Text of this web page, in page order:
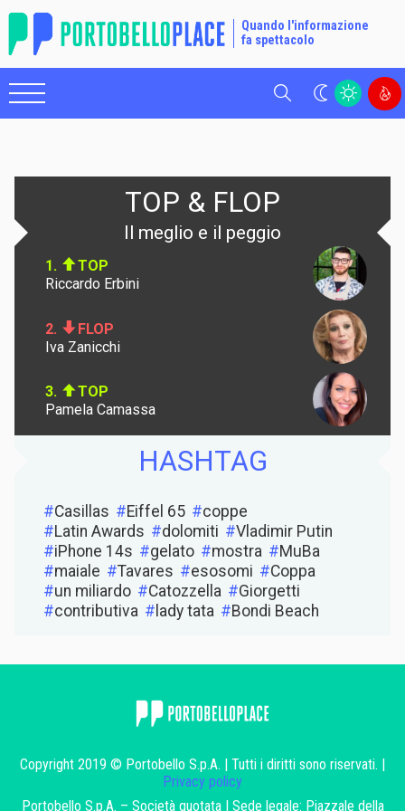
Quando l'informazione
fa spettacolo
Cerca
TOP & FLOP
Il meglio e il peggio
1.
TOP
Riccardo Erbini
2.
FLOP
Iva Zanicchi
3.
TOP
Pamela Camassa
HASHTAG
Casillas Eiffel 65
coppe
Latin Awards
dolomiti
Vladimir Putin
iPhone 14s
gelato mostra
MuBa
maiale
Tavares esosomi
Coppa
un miliardo
Catozzella
Giorgetti
contributiva
lady tata Bondi Beach
Copyright 2019 © Portobello S.p.A. | Tutti i diritti sono riservati. |
Privacy policy
Portobello S.p.A. – Società quotata | Sede legale: Piazzale della